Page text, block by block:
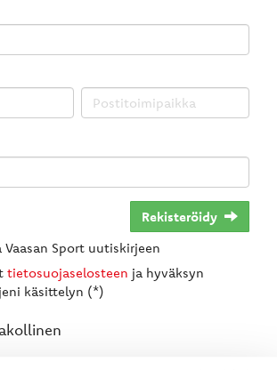
Rekisteröidy
Sport uutiskirjeen
tietosuojaselosteen ja hyväksyn
käsittelyn (*)